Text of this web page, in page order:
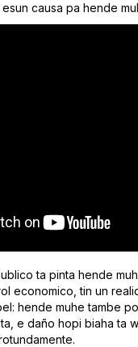
causa pa hende
ta pinta hende
economico, tin un
hende muhe tambe
e daño hopi biaha ta